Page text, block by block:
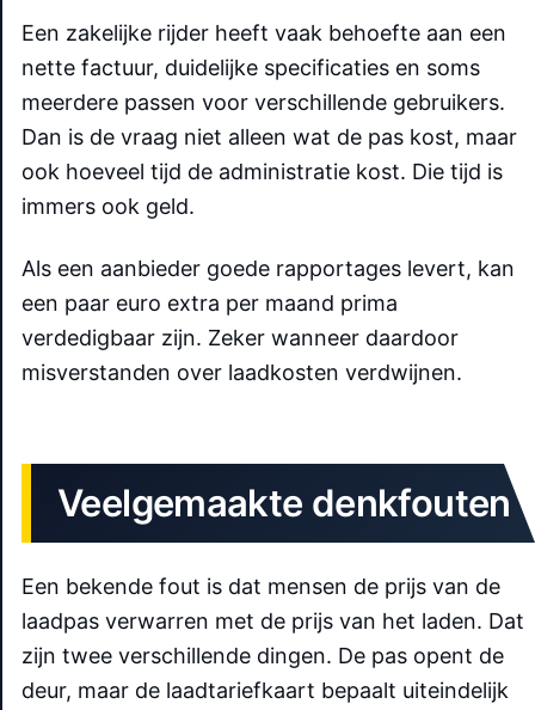
Een zakelijke rijder heeft vaak behoefte aan een
nette factuur, duidelijke specificaties en soms
meerdere passen voor verschillende gebruikers.
Dan is de vraag niet alleen wat de pas kost, maar
ook hoeveel tijd de administratie kost. Die tijd is
immers ook geld.
Als een aanbieder goede rapportages levert, kan
een paar euro extra per maand prima
verdedigbaar zijn. Zeker wanneer daardoor
misverstanden over laadkosten verdwijnen.
Veelgemaakte denkfouten
Een bekende fout is dat mensen de prijs van de
laadpas verwarren met de prijs van het laden. Dat
zijn twee verschillende dingen. De pas opent de
deur, maar de laadtariefkaart bepaalt uiteindelijk